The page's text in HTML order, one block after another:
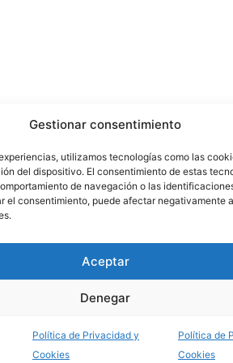
Gestionar consentimiento
utilizamos tecnologías como las
del dispositivo. El consentimiento de estas
de navegación o las
el consentimiento, puede afectar negativamente
Aceptar
Denegar
Política de Privacidad y
Cookies
Política de
Cookies